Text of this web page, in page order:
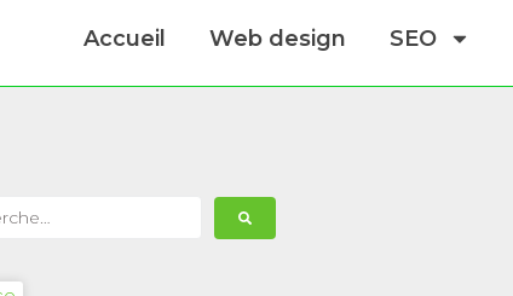
Accueil Web design SEO